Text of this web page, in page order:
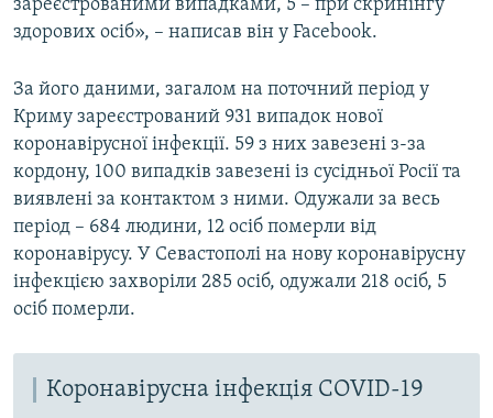
зареєстрованими випадками, 5 – при скринінгу
здорових осіб», – написав він у Facebook.
За його даними, загалом на поточний період у
Криму зареєстрований 931 випадок нової
коронавірусної інфекції. 59 з них завезені з-за
кордону, 100 випадків завезені із сусідньої Росії та
виявлені за контактом з ними. Одужали за весь
період – 684 людини, 12 осіб померли від
коронавірусу. У Севастополі на нову коронавірусну
інфекцією захворіли 285 осіб, одужали 218 осіб, 5
осіб померли.
Коронавірусна інфекція COVID-19